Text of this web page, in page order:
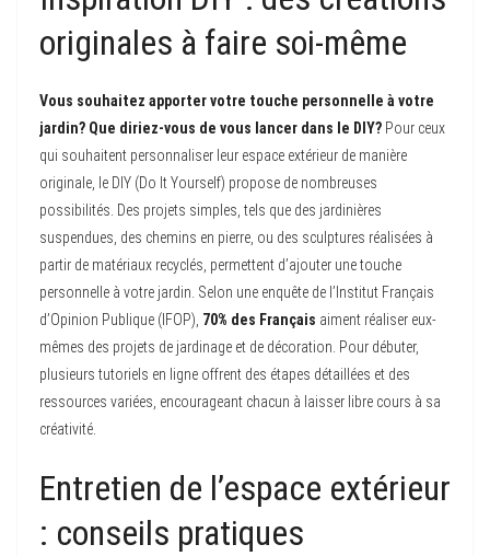
originales à faire soi-même
Vous souhaitez apporter votre touche personnelle à votre
jardin? Que diriez-vous de vous lancer dans le DIY? Pour ceux
qui souhaitent personnaliser leur espace extérieur de manière
originale, le DIY (Do It Yourself) propose de nombreuses
possibilités. Des projets simples, tels que des jardinières
suspendues, des chemins en pierre, ou des sculptures réalisées à
partir de matériaux recyclés, permettent d’ajouter une touche
personnelle à votre jardin. Selon une enquête de l’Institut Français
d’Opinion Publique (IFOP), 70% des Français aiment réaliser eux-
mêmes des projets de jardinage et de décoration. Pour débuter,
plusieurs tutoriels en ligne offrent des étapes détaillées et des
ressources variées, encourageant chacun à laisser libre cours à sa
créativité.
Entretien de l’espace extérieur
: conseils pratiques